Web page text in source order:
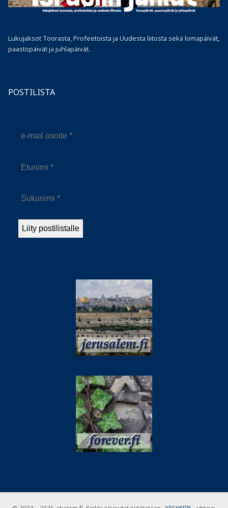
Lukujaksot Toorasta, Profeetoista ja Uudesta liitosta sekä lomapäivät,
paastopäivät ja juhlapäivät.
POSTILISTA